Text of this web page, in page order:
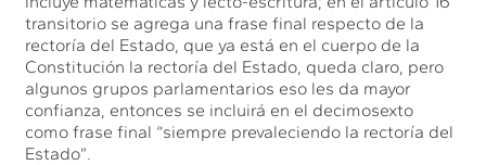
transitorio se agrega una frase final respecto de la
rectoría del Estado, que ya está en el cuerpo de la
Constitución la rectoría del Estado, queda claro, pero
algunos grupos parlamentarios eso les da mayor
confianza, entonces se incluirá en el decimosexto
como frase final “siempre prevaleciendo la rectoría del
Estado”.